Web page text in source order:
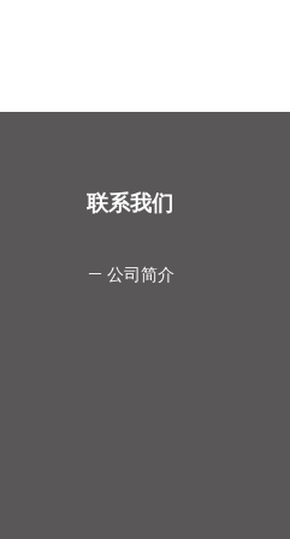
联系我们
ꄵ 公司简介